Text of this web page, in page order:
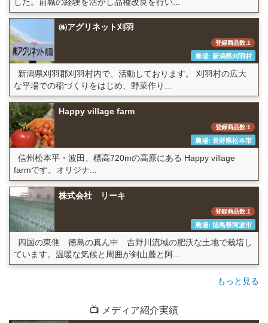
㈱アグリネット刈羽
登録商品数:1
農場: 新潟県刈羽村
新潟県刈羽郡刈羽村内で、活動しております。 刈羽村の広大
な平場での稲づくりをはじめ、野菜作り...
Happy village farm
登録商品数:1
農場: 長野県松本市
信州松本平・波田、標高720mの高原にある Happy village
farmです。オリジナ...
株式会社 リーキ
登録商品数:1
農場: 徳島県阿波市
四国の東側 徳島の真ん中 吉野川流域の肥沃な土地で栽培し
ています。温暖な気候と周囲が剣山麓と阿...
もっと見る
📺 メディア紹介実績